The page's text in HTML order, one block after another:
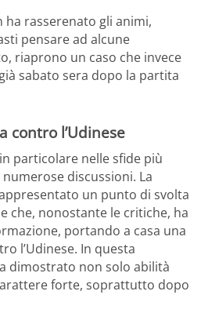
ha rasserenato gli animi,
pensare ad alcune
riaprono un caso che invece
sabato sera dopo la partita
contro l’Udinese
particolare nelle sfide più
discussioni. La
un punto di svolta
che, nonostante le critiche, ha
portando a casa una
l’Udinese. In questa
dimostrato non solo abilità
forte, soprattutto dopo